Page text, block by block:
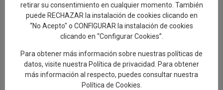
Por supuesto, la concejala se ha referido al “turismo deportivo”
tan demandando y en auge de la mano del piragüismo. El día 20
de junio habrá una ruta nocturna en piragua, el día 27 de junio
para que dueños y mascotas puedan compartir espacio
navegando por el río Tajo y el 4 de julio la ruta ‘Circo del terror’,
que tendrá varios pases tanto para adultos como para niños. La
presidenta del Talak ha destacado aquí como sigue creciendo el
abanico de posibilidades para practicar piragüismo al tiempo que
retirar su consentimiento en cualquier momento. También
puede RECHAZAR la instalación de cookies clicando en
“No Acepto" o CONFIGURAR la instalación de cookies
clicando en “Configurar Cookies”.
Para obtener más información sobre nuestras políticas de
datos, visite nuestra Política de privacidad. Para obtener
más información al respecto, puedes consultar nuestra
Política de Cookies.